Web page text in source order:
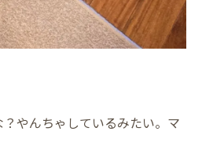
やんちゃしているみたい。マ